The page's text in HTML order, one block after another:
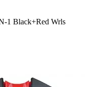
1 Black+Red Wrls